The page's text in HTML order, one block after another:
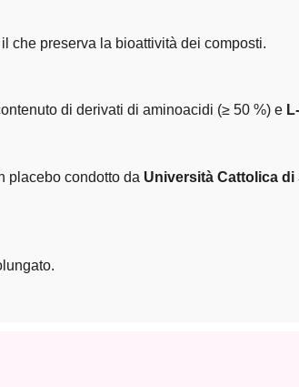
che preserva la bioattività dei composti.
di derivati di aminoacidi (≥ 50 %) e
placebo condotto da Università Cattolica di